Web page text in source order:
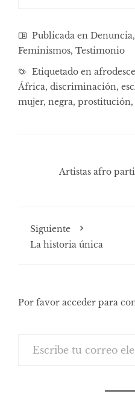
Publicada en Denuncia,
Feminismos, Testimonio
Etiquetado en
África, discriminación,
mujer, negra, prostitución,
Artistas afro
Siguiente
La historia única
Por favor acceder para